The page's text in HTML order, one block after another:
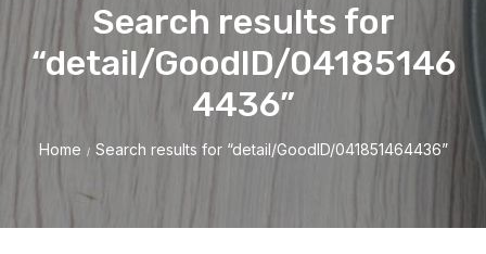
Search results for
“detail/GoodID/04185146
4436”
Home / Search results for “detail/GoodID/041851464436”